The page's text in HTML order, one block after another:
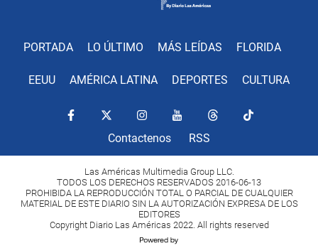
PORTADA LO ÚLTIMO MÁS LEÍDAS FLORIDA
EEUU AMÉRICA LATINA DEPORTES CULTURA
Contactenos RSS
Las Américas Multimedia Group LLC.
TODOS LOS DERECHOS RESERVADOS 2016-06-13
PROHIBIDA LA REPRODUCCIÓN TOTAL O PARCIAL DE CUALQUIER
MATERIAL DE ESTE DIARIO SIN LA AUTORIZACIÓN EXPRESA DE LOS
EDITORES
Copyright Diario Las Américas 2022. All rights reserved